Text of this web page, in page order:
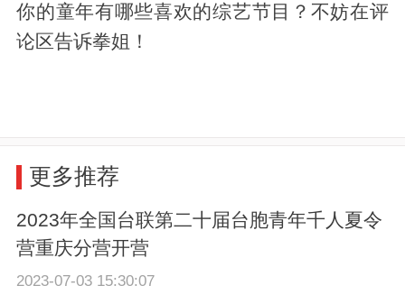
你的童年有哪些喜欢的综艺节目？不妨在评
论区告诉拳姐！
更多推荐
2023年全国台联第二十届台胞青年千人夏令
营重庆分营开营
2023-07-03 15:30:07